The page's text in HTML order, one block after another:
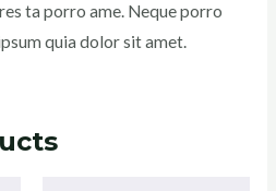
ta porro ame. Neque porro
quia dolor sit amet.